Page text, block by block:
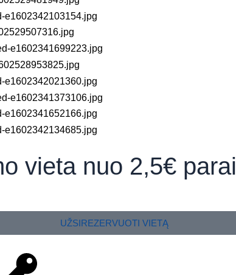
vieta nuo 2,5€ parai
UŽSIREZERVUOTI VIETĄ